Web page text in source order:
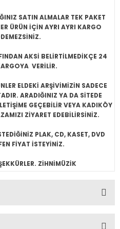
SATIN ALMALAR TEK PAKET
ÜRÜN İÇİN AYRI AYRI KARGO
AKSİ BELİRTİLMEDİKÇE 24
VERİLİR.
ELDEKİ ARŞİVİMİZİN SADECE
ARADIĞINIZ YA DA SİTEDE
GEÇEBİLİR VEYA KADIKÖY
ZİYARET EDEBİLİRSİNİZ.
PLAK, CD, KASET, DVD
FİYAT İSTEYİNİZ.
ZİHNİMÜZİK